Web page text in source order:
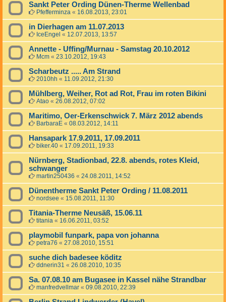
Sankt Peter Ording Dünen-Therme Wellenbad
Pfefferminza « 16.08.2013, 23:01
in Dierhagen am 11.07.2013
IceEngel « 12.07.2013, 13:57
Annette - Uffing/Murnau - Samstag 20.10.2012
Mcm « 23.10.2012, 19:43
Scharbeutz ..... Am Strand
2010hh « 11.09.2012, 21:30
Mühlberg, Weiher, Rot ad Rot, Frau im roten Bikini
Atao « 26.08.2012, 07:02
Maritimo, Oer-Erkenschwick 7. März 2012 abends
BarbaraE « 08.03.2012, 14:11
Hansapark 17.9.2011, 17.09.2011
biker.40 « 17.09.2011, 19:33
Nürnberg, Stadionbad, 22.8. abends, rotes Kleid,
schwanger
martin250436 « 24.08.2011, 14:52
Dünentherme Sankt Peter Ording / 11.08.2011
nordsee « 15.08.2011, 11:30
Titania-Therme Neusäß, 15.06.11
titania « 16.06.2011, 03:52
playmobil funpark, papa von johanna
petra76 « 27.08.2010, 15:51
suche dich badesee köditz
ddnerin31 « 26.08.2010, 10:35
Sa. 07.08.10 am Bugasee in Kassel nähe Strandbar
manfredvellmar « 09.08.2010, 22:39